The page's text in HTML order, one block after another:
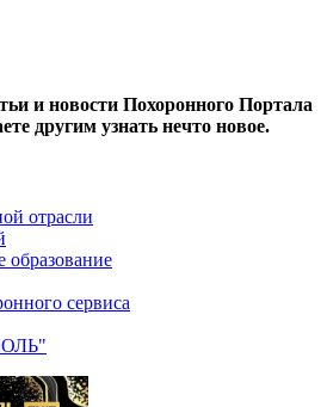
и новости Похоронного Портала
другим узнать нечто новое.
отрасли
образование
сервиса